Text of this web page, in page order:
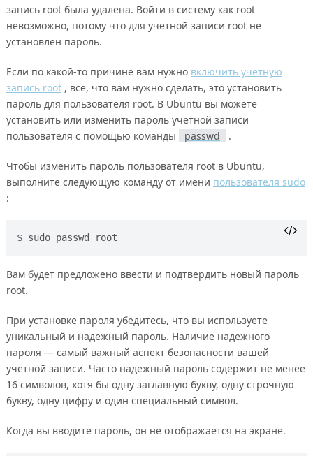
запись root была удалена. Войти в систему как root
невозможно, потому что для учетной записи root не
установлен пароль.
Если по какой-то причине вам нужно включить учетную
запись root, все, что вам нужно сделать, это установить
пароль для пользователя root. В Ubuntu вы можете
установить или изменить пароль учетной записи
пользователя с помощью команды
passwd .
Чтобы изменить пароль пользователя root в Ubuntu,
выполните следующую команду от имени пользователя sudo
:
sudo passwd root
Вам будет предложено ввести и подтвердить новый пароль
root.
При установке пароля убедитесь, что вы используете
уникальный и надежный пароль. Наличие надежного
пароля — самый важный аспект безопасности вашей
учетной записи. Часто надежный пароль содержит не менее
16 символов, хотя бы одну заглавную букву, одну строчную
букву, одну цифру и один специальный символ.
Когда вы вводите пароль, он не отображается на экране.